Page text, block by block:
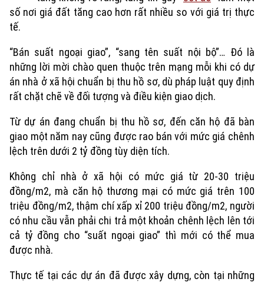
số nơi giá đất tăng cao hơn rất nhiều so với giá trị thực
tế.
“Bán suất ngoại giao”, “sang tên suất nội bộ”… Đó là
những lời mời chào quen thuộc trên mạng mỗi khi có dự
án nhà ở xã hội chuẩn bị thu hồ sơ, dù pháp luật quy định
rất chặt chẽ về đối tượng và điều kiện giao dịch.
Từ dự án đang chuẩn bị thu hồ sơ, đến căn hộ đã bàn
giao một năm nay cũng được rao bán với mức giá chênh
lệch trên dưới 2 tỷ đồng tùy diện tích.
Không chỉ nhà ở xã hội có mức giá từ 20-30 triệu
đồng/m2, mà căn hộ thương mại có mức giá trên 100
triệu đồng/m2, thậm chí xấp xỉ 200 triệu đồng/m2, người
có nhu cầu vẫn phải chi trả một khoản chênh lệch lên tới
cả tỷ đồng cho “suất ngoại giao” thì mới có thể mua
được nhà.
Thực tế tại các dự án đã được xây dựng, còn tại những